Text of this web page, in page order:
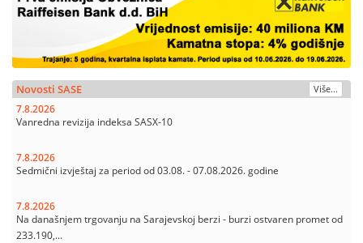
Novosti SASE Više...
7.8.2026
Vanredna revizija indeksa SASX-10
7.8.2026
Sedmični izvještaj za period od 03.08. - 07.08.2026. godine
7.8.2026
Na današnjem trgovanju na Sarajevskoj berzi - burzi ostvaren promet od
233.190,...